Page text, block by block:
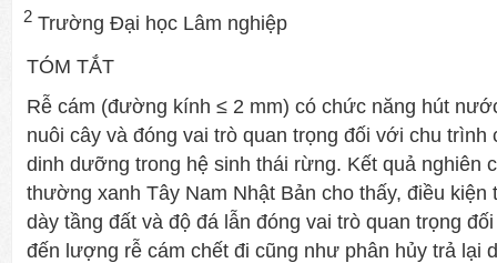
2 Trường Đại học Lâm nghiệp
TÓM TẮT
Rễ cám (đường kính ≤ 2 mm) có chức năng hút
nuôi cây và đóng vai trò quan trọng đối với chu trình
dinh dưỡng trong hệ sinh thái rừng. Kết quả nghiên
thường xanh Tây Nam Nhật Bản cho thấy, điều kiện
dày tầng đất và độ đá lẫn đóng vai trò quan trọng
đến lượng rễ cám chết đi cũng như phân hủy trả lại